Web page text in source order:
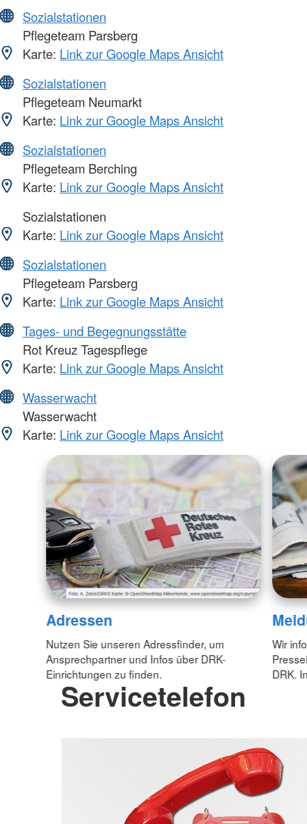
Sozialstationen
Pflegeteam Parsberg
Karte: Link zur Google Maps Ansicht
Sozialstationen
Pflegeteam Neumarkt
Karte: Link zur Google Maps Ansicht
Sozialstationen
Pflegeteam Berching
Karte: Link zur Google Maps Ansicht
Sozialstationen
Karte: Link zur Google Maps Ansicht
Sozialstationen
Pflegeteam Parsberg
Karte: Link zur Google Maps Ansicht
Tages- und Begegnungsstätte
Rot Kreuz Tagespflege
Karte: Link zur Google Maps Ansicht
Wasserwacht
Wasserwacht
Karte: Link zur Google Maps Ansicht
Adressen
Nutzen Sie unseren Adressfinder, um
Ansprechpartner und Infos über DRK-
Einrichtungen zu finden.
Wir
DRK.
Servicetelefon